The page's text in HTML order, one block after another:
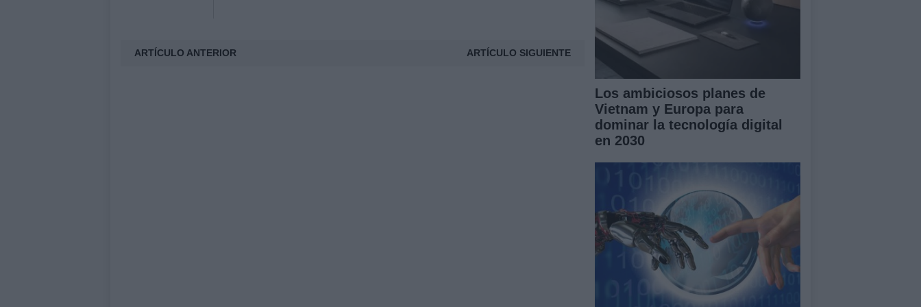
ARTÍCULO ANTERIOR ARTÍCULO SIGUIENTE
Los ambiciosos planes de
Vietnam y Europa para
dominar la tecnología digital
en 2030